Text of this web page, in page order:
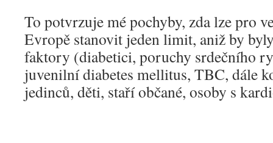
To potvrzuje mé pochyby, zda lze pro
Evropě stanovit jeden limit, aniž by
faktory (diabetici, poruchy srdečního
juvenilní diabetes mellitus, TBC, dále
jedinců, děti, staří občané, osoby s